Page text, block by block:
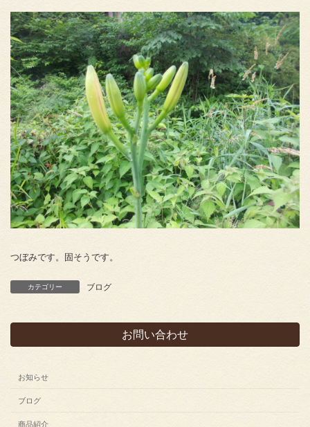
つぼみです。固そうです。
カテゴリー ブログ
お問い合わせ
お知らせ
ブログ
商品紹介